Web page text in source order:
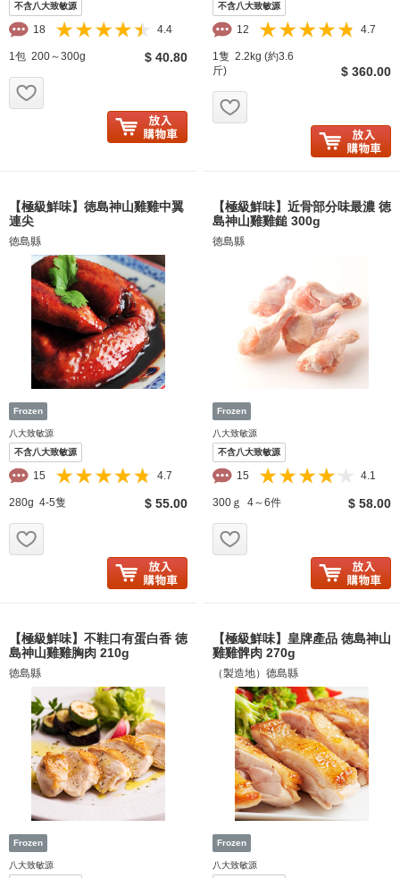
不含八大致敏源
18 4.4
1包 200～300g $ 40.80
不含八大致敏源
12 4.7
1隻 2.2kg (約3.6
斤)
$ 360.00
【極級鮮味】徳島神山雞雞中翼
連尖
徳島縣
八大致敏源
不含八大致敏源
15 4.7
280g 4-5隻 $ 55.00
【極級鮮味】近骨部分味最濃 徳
島神山雞雞鎚 300g
徳島縣
八大致敏源
不含八大致敏源
15 4.1
300ｇ 4～6件 $ 58.00
【極級鮮味】不鞋口有蛋白香 徳
島神山雞雞胸肉 210g
徳島縣
八大致敏源
【極級鮮味】皇牌產品 徳島神山
雞雞髀肉 270g
（製造地）德島縣
八大致敏源